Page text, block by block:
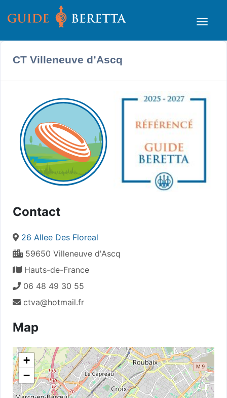
CT Villeneuve d’Ascq
Contact
26 Allee Des Floreal
59650 Villeneuve d'Ascq
Hauts-de-France
06 48 49 30 55
ctva@hotmail.fr
Map
+
−